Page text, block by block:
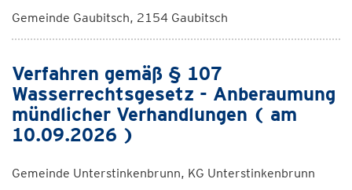
Gemeinde Gaubitsch, 2154 Gaubitsch
Verfahren gemäß § 107
Wasserrechtsgesetz - Anberaumung
mündlicher Verhandlungen ( am
10.09.2026 )
Gemeinde Unterstinkenbrunn, KG Unterstinkenbrunn